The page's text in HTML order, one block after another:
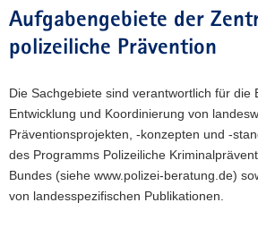
v
i
g
t
i
o
n
Aufgabengebiete der
polizeiliche Prävention
Die Sachgebiete sind verantwortlich für die
Entwicklung und Koordinierung von
Präventionsprojekten, -konzepten und -
des Programms Polizeiliche
Bundes (siehe www.polizei-beratung.de)
von landesspezifischen Publikationen.